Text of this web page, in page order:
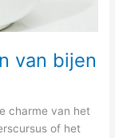
van bijen
charme van het
of het